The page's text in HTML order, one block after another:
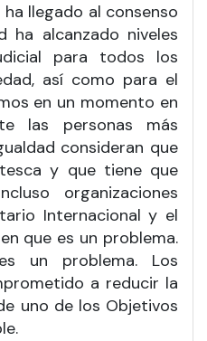
llegado al consenso
ha alcanzado niveles
para todos los
así como para el
en un momento en
las personas más
consideran que
y que tiene que
organizaciones
Internacional y el
que es un problema.
un problema. Los
a reducir la
uno de los Objetivos